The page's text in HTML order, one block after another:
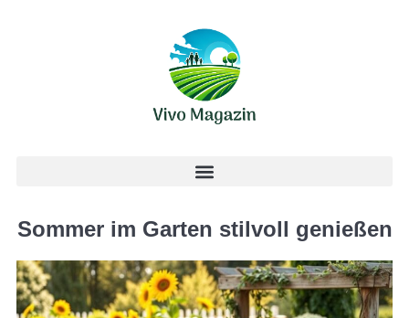
Sommer im Garten stilvoll genießen